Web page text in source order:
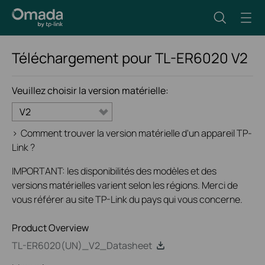
Téléchargement pourTL-ER6020 V2
Veuillez choisir la version matérielle:
V2
> Comment trouver la version matérielle d'un appareil TP-
Link ?
IMPORTANT: les disponibilités des modèles et des
versions matérielles varient selon les régions. Merci de
vous référer au site TP-Link du pays qui vous concerne.
Product Overview
TL-ER6020(UN)_V2_Datasheet